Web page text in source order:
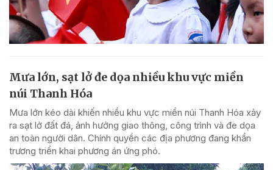
Mưa lớn, sạt lở đe dọa nhiều khu vực miền
núi Thanh Hóa
Mưa lớn kéo dài khiến nhiều khu vực miền núi Thanh Hóa xảy
ra sạt lở đất đá, ảnh hưởng giao thông, công trình và đe dọa
an toàn người dân. Chính quyền các địa phương đang khẩn
trương triển khai phương án ứng phó.